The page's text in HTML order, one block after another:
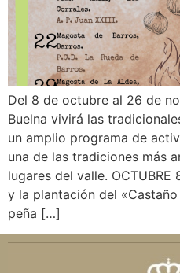
Del 8 de octubre al 26 de
Buelna vivirá las
un amplio programa de
una de las tradiciones más
lugares del valle.
y la plantación del
peña […]